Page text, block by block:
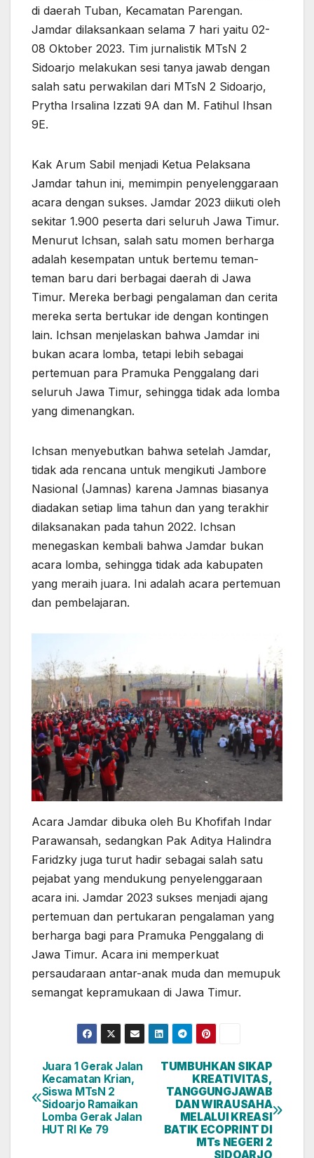
di daerah Tuban, Kecamatan Parengan.
Jamdar dilaksankaan selama 7 hari yaitu 02-
08 Oktober 2023. Tim jurnalistik MTsN 2
Sidoarjo melakukan sesi tanya jawab dengan
salah satu perwakilan dari MTsN 2 Sidoarjo,
Prytha Irsalina Izzati 9A dan M. Fatihul Ihsan
9E.
Kak Arum Sabil menjadi Ketua Pelaksana
Jamdar tahun ini, memimpin penyelenggaraan
acara dengan sukses. Jamdar 2023 diikuti oleh
sekitar 1.900 peserta dari seluruh Jawa Timur.
Menurut Ichsan, salah satu momen berharga
adalah kesempatan untuk bertemu teman-
teman baru dari berbagai daerah di Jawa
Timur. Mereka berbagi pengalaman dan cerita
mereka serta bertukar ide dengan kontingen
lain. Ichsan menjelaskan bahwa Jamdar ini
bukan acara lomba, tetapi lebih sebagai
pertemuan para Pramuka Penggalang dari
seluruh Jawa Timur, sehingga tidak ada lomba
yang dimenangkan.
Ichsan menyebutkan bahwa setelah Jamdar,
tidak ada rencana untuk mengikuti Jambore
Nasional (Jamnas) karena Jamnas biasanya
diadakan setiap lima tahun dan yang terakhir
dilaksanakan pada tahun 2022. Ichsan
menegaskan kembali bahwa Jamdar bukan
acara lomba, sehingga tidak ada kabupaten
yang meraih juara. Ini adalah acara pertemuan
dan pembelajaran.
Acara Jamdar dibuka oleh Bu Khofifah Indar
Parawansah, sedangkan Pak Aditya Halindra
Faridzky juga turut hadir sebagai salah satu
pejabat yang mendukung penyelenggaraan
acara ini. Jamdar 2023 sukses menjadi ajang
pertemuan dan pertukaran pengalaman yang
berharga bagi para Pramuka Penggalang di
Jawa Timur. Acara ini memperkuat
persaudaraan antar-anak muda dan memupuk
semangat kepramukaan di Jawa Timur.
Navigasi
pos
TUMBUHKAN SIKAP
KREATIVITAS,
TANGGUNGJAWAB
DAN WIRAUSAHA
MELALUI KREASI
BATIK ECOPRINT DI
MTs NEGERI 2
SIDOARJO
Juara 1 Gerak Jalan
Kecamatan Krian,
Siswa MTsN 2
Sidoarjo Ramaikan
Lomba Gerak Jalan
HUT RI Ke 79